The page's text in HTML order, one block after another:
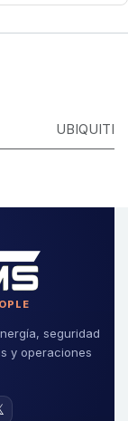
UBIQUITI
seguridad
y operaciones